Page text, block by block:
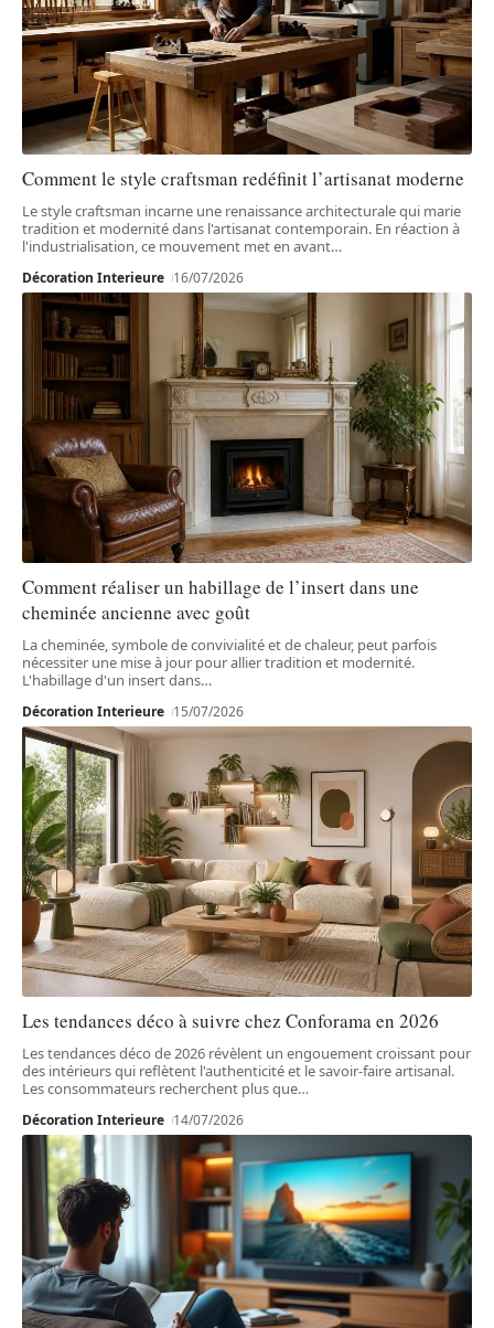
Comment le style craftsman redéfinit l’artisanat moderne
Le style craftsman incarne une renaissance architecturale qui marie
tradition et modernité dans l'artisanat contemporain. En réaction à
l'industrialisation, ce mouvement met en avant…
Décoration Interieure 16/07/2026
Comment réaliser un habillage de l’insert dans une
cheminée ancienne avec goût
La cheminée, symbole de convivialité et de chaleur, peut parfois
nécessiter une mise à jour pour allier tradition et modernité.
L'habillage d'un insert dans…
Décoration Interieure 15/07/2026
Les tendances déco à suivre chez Conforama en 2026
Les tendances déco de 2026 révèlent un engouement croissant pour
des intérieurs qui reflètent l'authenticité et le savoir-faire artisanal.
Les consommateurs recherchent plus que…
Décoration Interieure 14/07/2026